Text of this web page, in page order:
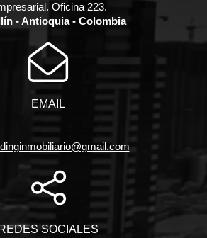
Oficina 223.
- Antioquia - Colombia
EMAIL
REDES SOCIALES